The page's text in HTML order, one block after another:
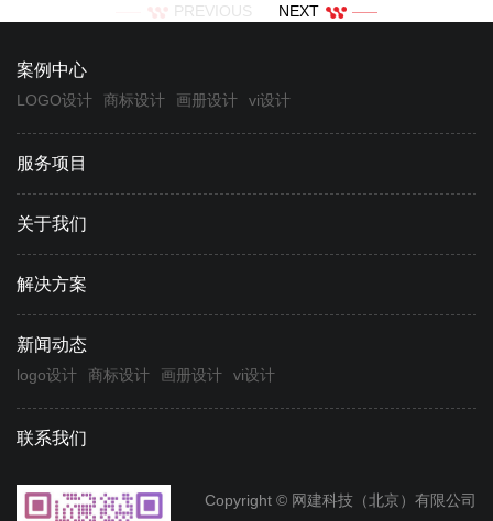
PREVIOUS NEXT
案例中心
LOGO设计 商标设计 画册设计 vi设计
服务项目
关于我们
解决方案
新闻动态
logo设计 商标设计 画册设计 vi设计
联系我们
Copyright © 网建科技（北京）有限公司